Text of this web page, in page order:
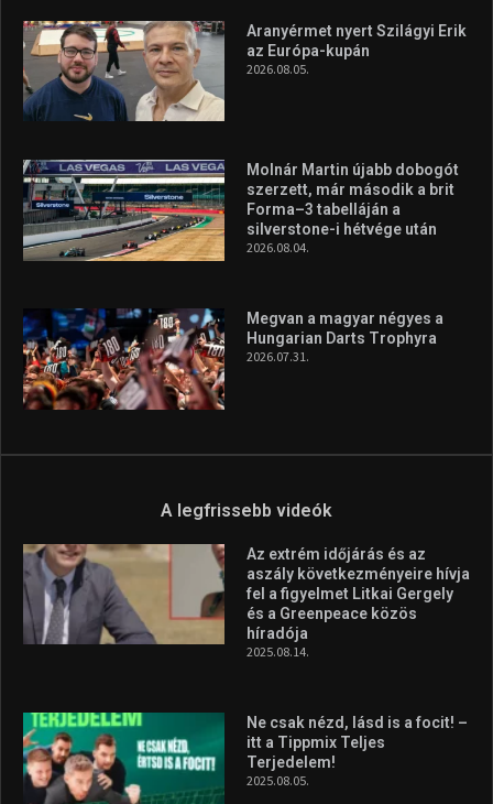
Aranyérmet nyert Szilágyi Erik
az Európa-kupán
2026.08.05.
Molnár Martin újabb dobogót
szerzett, már második a brit
Forma–3 tabelláján a
silverstone-i hétvége után
2026.08.04.
Megvan a magyar négyes a
Hungarian Darts Trophyra
2026.07.31.
A legfrissebb videók
Az extrém időjárás és az
aszály következményeire hívja
fel a figyelmet Litkai Gergely
és a Greenpeace közös
híradója
2025.08.14.
Ne csak nézd, lásd is a focit! –
itt a Tippmix Teljes
Terjedelem!
2025.08.05.